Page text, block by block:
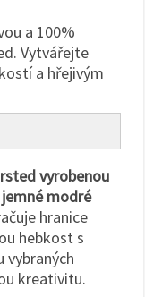
a 100%
Vytvářejte
a hřejivým
vyrobenou
modré
hranice
hebkost s
vybraných
kreativitu.